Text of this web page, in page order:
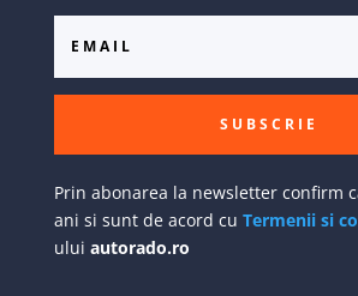
SUBSCRIE
Prin abonarea la newsletter confirm
ani si sunt de acord cu Termenii si
ului autorado.ro